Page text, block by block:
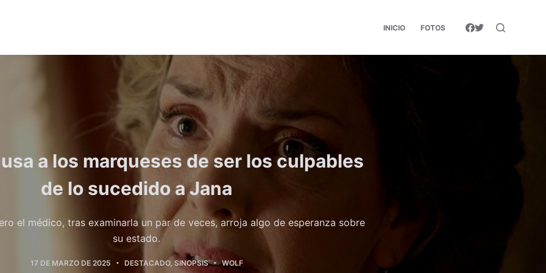
INICIO FOTOS
a los marqueses de ser los culpables
de lo sucedido a Jana
el médico, tras examinarla un par de veces, arroja algo de esperanza sobre
su estado.
17 DE MARZO DE 2025 DESTACADO, SINOPSIS WOLF